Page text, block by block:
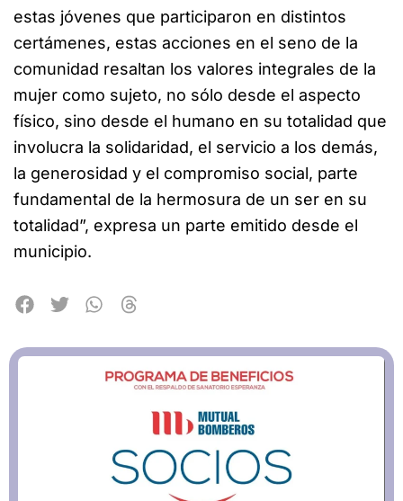
estas jóvenes que participaron en distintos
certámenes, estas acciones en el seno de la
comunidad resaltan los valores integrales de la
mujer como sujeto, no sólo desde el aspecto
físico, sino desde el humano en su totalidad que
involucra la solidaridad, el servicio a los demás,
la generosidad y el compromiso social, parte
fundamental de la hermosura de un ser en su
totalidad”, expresa un parte emitido desde el
municipio.